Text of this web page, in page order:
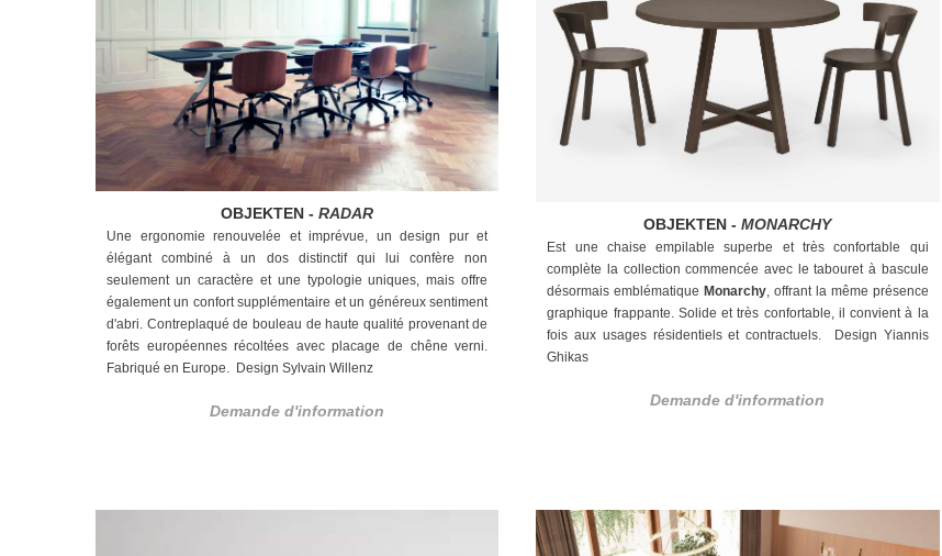
OBJEKTEN -RADAR
Une ergonomie renouvelée et imprévue, un design pur et
élégant combiné à un dos distinctif qui lui confère non
seulement un caractère et une typologie uniques, mais offre
également un confort supplémentaire et un généreux sentiment
d'abri. Contreplaqué de bouleau de haute qualité provenant de
forêts européennes récoltées avec placage de chêne verni.
Fabriqué en Europe. Design Sylvain Willenz
Demande d'information
OBJEKTEN -MONARCHY
Est une chaise empilable superbe et très confortable qui
complète la collection commencée avec le tabouret à bascule
désormais emblématique Monarchy, offrant la même présence
graphique frappante. Solide et très confortable, il convient à la
fois aux usages résidentiels et contractuels.
Design Yiannis
Ghikas
Demande d'information